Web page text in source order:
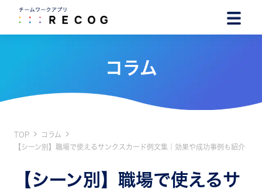
コラム
TOP
コラム
【シーン別】職場で使えるサンクスカード例文集｜効果や成功事例も紹介
【シーン別】職場で使えるサ